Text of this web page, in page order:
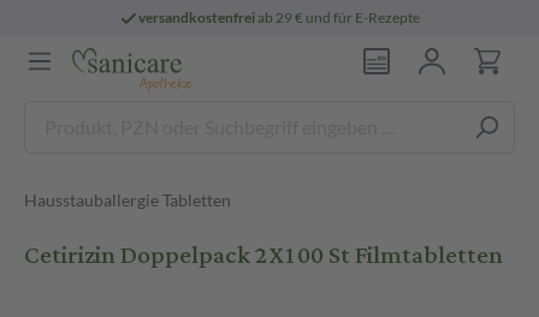
versandkostenfreiab 29 € und für E-Rezepte
Hausstauballergie Tabletten
Cetirizin Doppelpack 2X100 St Filmtabletten